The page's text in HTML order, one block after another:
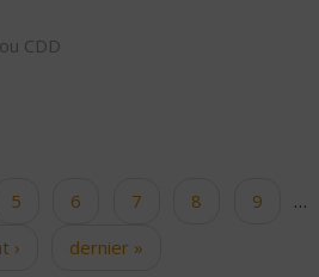
CDD
5 6 7 8 9
…
›
dernier »